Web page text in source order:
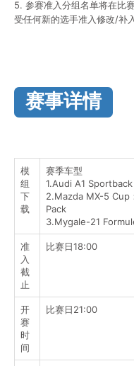
5. 参赛准入分组名单将在比
受任何新的选手准入修改/补
赛事详情
模
组
下
载
赛季车型
1.Audi A1
2.Mazda MX-5 Cup
Pack
3.Mygale-21
准
入
截
止
比赛日18:00
开
赛
时
间
比赛日21:00